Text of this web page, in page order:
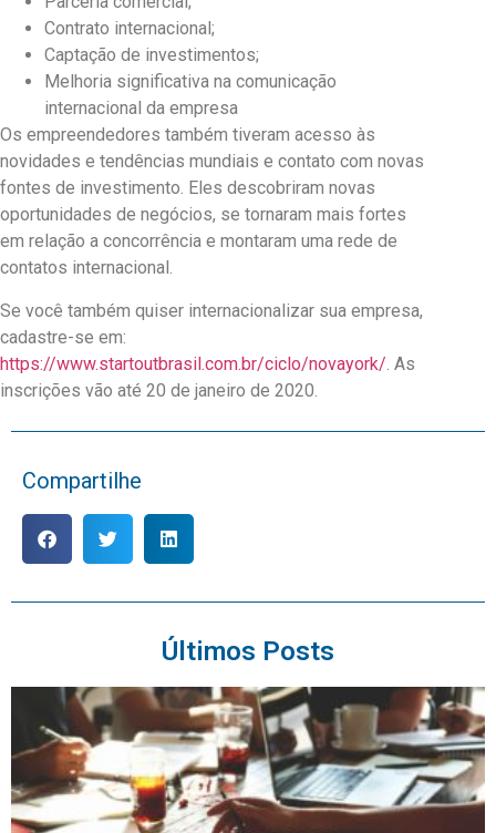
Contrato internacional;
Captação de investimentos;
Melhoria significativa na comunicação
internacional da empresa
Os empreendedores também tiveram acesso às
novidades e tendências mundiais e contato com novas
fontes de investimento. Eles descobriram novas
oportunidades de negócios, se tornaram mais fortes
em relação a concorrência e montaram uma rede de
contatos internacional.
Se você também quiser internacionalizar sua empresa,
cadastre-se em:
https://www.startoutbrasil.com.br/ciclo/novayork/ . As
inscrições vão até 20 de janeiro de 2020.
Compartilhe
Últimos Posts